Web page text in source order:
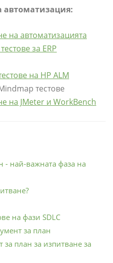
автоматизация:
на автоматизацията
за ERP
на HP ALM
тестове
на JMeter и WorkBench
- най-важната фаза на
на фази SDLC
за план
план за изпитване за